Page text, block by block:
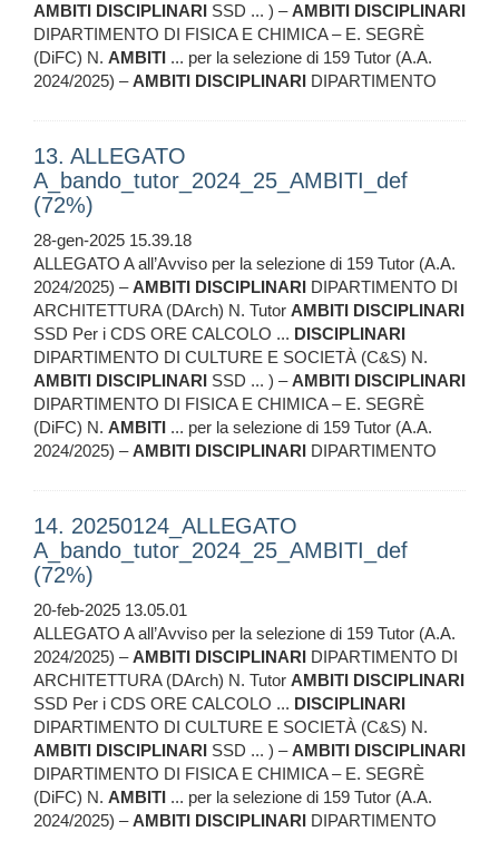
AMBITI DISCIPLINARI SSD ... ) –AMBITI DISCIPLINARI
DIPARTIMENTO DI FISICA E CHIMICA – E. SEGRÈ
(DiFC) N. AMBITI ... per la selezione di 159 Tutor (A.A.
2024/2025) –AMBITI DISCIPLINARI DIPARTIMENTO
13. ALLEGATO
A_bando_tutor_2024_25_AMBITI_def
(72%)
28-gen-2025 15.39.18
ALLEGATO A all’Avviso per la selezione di 159 Tutor (A.A.
2024/2025) –AMBITI DISCIPLINARI DIPARTIMENTO DI
ARCHITETTURA (DArch) N. Tutor AMBITI DISCIPLINARI
SSD Per i CDS ORE CALCOLO ... DISCIPLINARI
DIPARTIMENTO DI CULTURE E SOCIETÀ (C&S) N.
AMBITI DISCIPLINARI SSD ... ) –AMBITI DISCIPLINARI
DIPARTIMENTO DI FISICA E CHIMICA – E. SEGRÈ
(DiFC) N. AMBITI ... per la selezione di 159 Tutor (A.A.
2024/2025) –AMBITI DISCIPLINARI DIPARTIMENTO
14. 20250124_ALLEGATO
A_bando_tutor_2024_25_AMBITI_def
(72%)
20-feb-2025 13.05.01
ALLEGATO A all’Avviso per la selezione di 159 Tutor (A.A.
2024/2025) –AMBITI DISCIPLINARI DIPARTIMENTO DI
ARCHITETTURA (DArch) N. Tutor AMBITI DISCIPLINARI
SSD Per i CDS ORE CALCOLO ... DISCIPLINARI
DIPARTIMENTO DI CULTURE E SOCIETÀ (C&S) N.
AMBITI DISCIPLINARI SSD ... ) –AMBITI DISCIPLINARI
DIPARTIMENTO DI FISICA E CHIMICA – E. SEGRÈ
(DiFC) N. AMBITI ... per la selezione di 159 Tutor (A.A.
2024/2025) –AMBITI DISCIPLINARI DIPARTIMENTO